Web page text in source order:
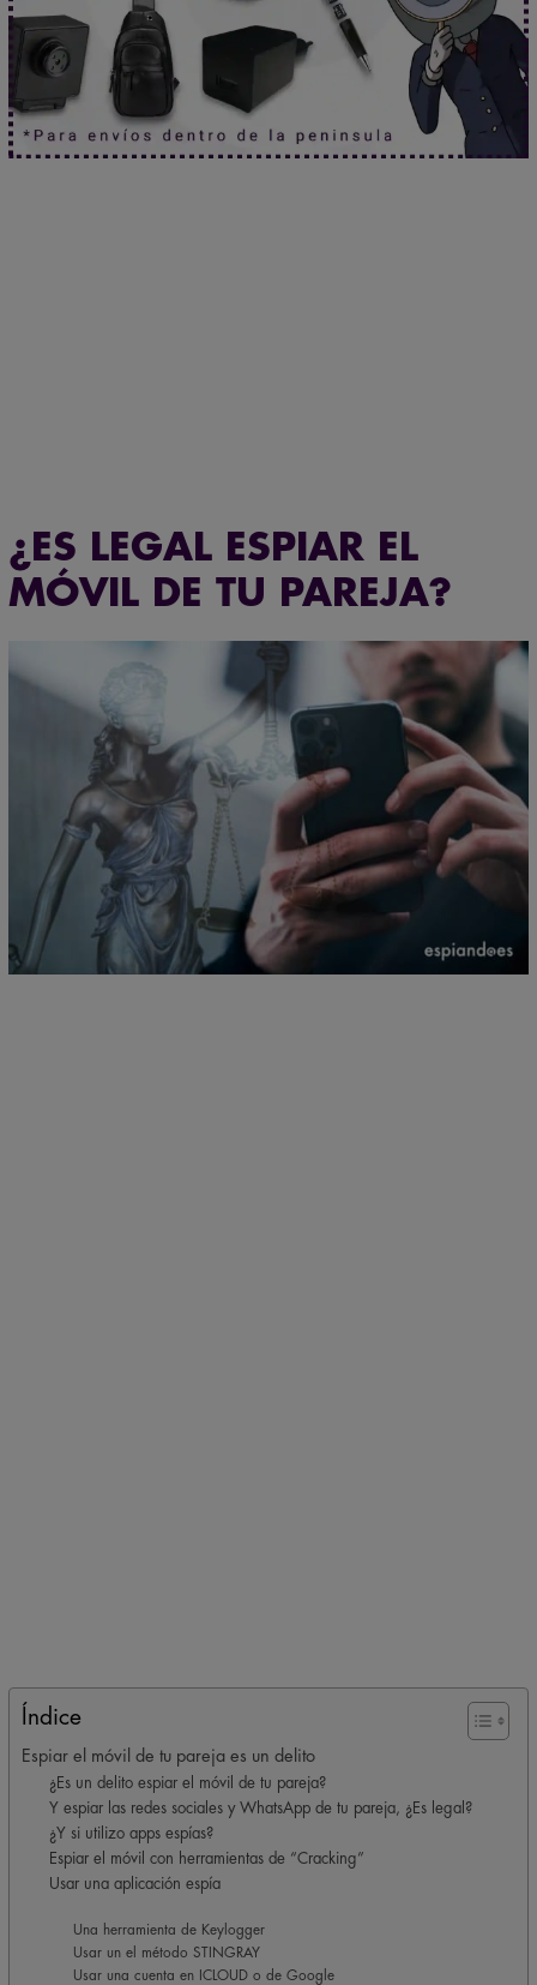
¿ES LEGAL ESPIAR EL
MÓVIL DE TU PAREJA?
Índice
Espiar el móvil de tu pareja es un delito
¿Es un delito espiar el móvil de tu pareja?
Y espiar las redes sociales y WhatsApp de tu pareja, ¿Es legal?
¿Y si utilizo apps espías?
Espiar el móvil con herramientas de “Cracking”
Usar una aplicación espía
Una herramienta de Keylogger
Usar un el método STINGRAY
Usar una cuenta en ICLOUD o de Google
¿Seguro que no hablan de ti?
Haz clic aquí.
Localiza en segundos.
Haz clic aquí.
Mira sin ser visto. Haz clic aquí.